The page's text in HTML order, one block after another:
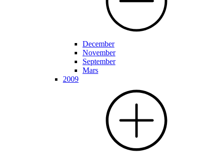
December
November
September
Mars
2009